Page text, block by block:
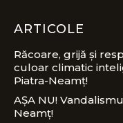
ARTICOLE
Răcoare, grijă și
culoar climatic
Piatra-Neamț!
AȘA NU!
Neamț!